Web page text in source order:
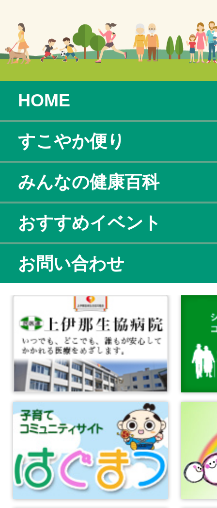
HOME
すこやか便り
みんなの健康百科
おすすめイベント
お問い合わせ